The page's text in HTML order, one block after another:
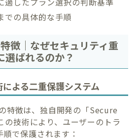
での具体的な手順
徴｜なぜセキュリティ重
選ばれるのか？
よる二重保護システム
特徴は、独自開発の「Secure
の技術により、ユーザーのトラ
で保護されます：